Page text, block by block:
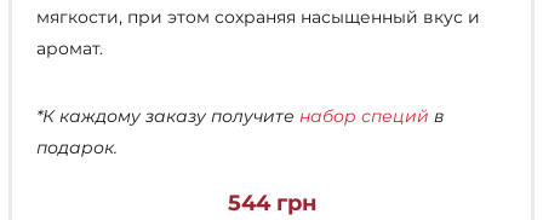
мягкости, при этом сохраняя насыщенный вкус и
аромат.
*К каждому заказу получите набор специй в
подарок.
544 грн